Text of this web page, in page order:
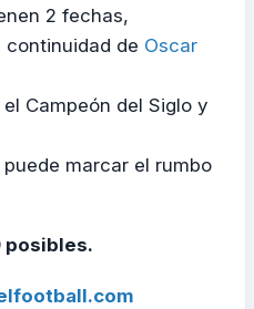
2 fechas,
de Oscar
Campeón del Siglo y
marcar el rumbo
posibles.